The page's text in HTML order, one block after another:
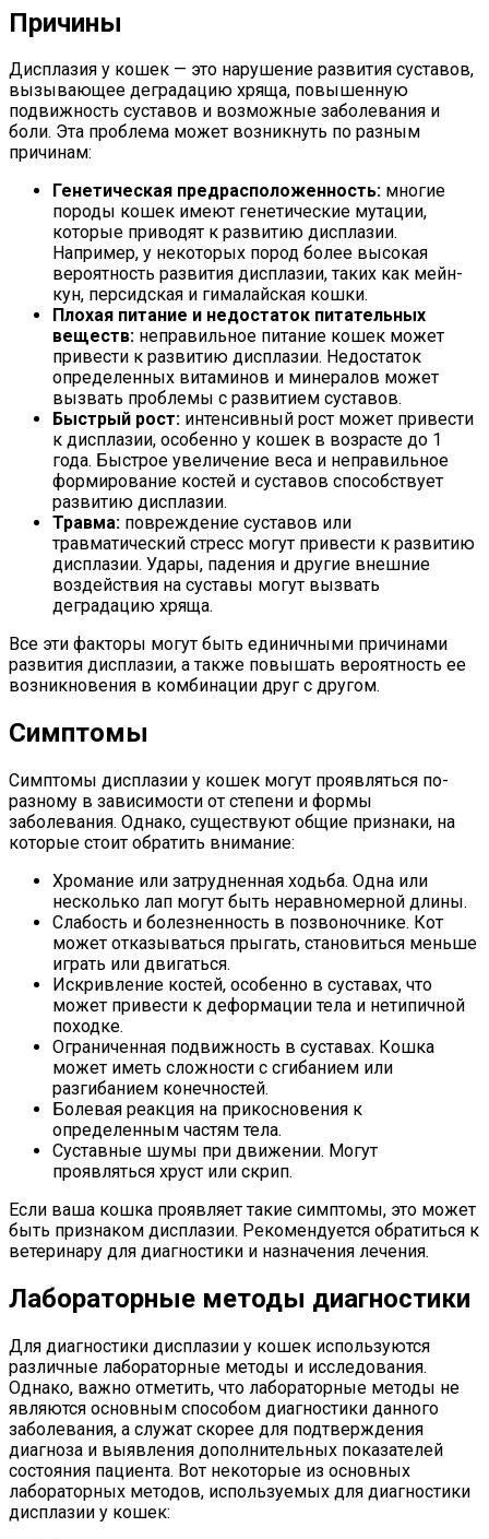
Причины
Дисплазия у кошек — это нарушение развития суставов,
вызывающее деградацию хряща, повышенную
подвижность суставов и возможные заболевания и
боли. Эта проблема может возникнуть по разным
причинам:
Генетическая предрасположенность: многие
породы кошек имеют генетические мутации,
которые приводят к развитию дисплазии.
Например, у некоторых пород более высокая
вероятность развития дисплазии, таких как мейн-
кун, персидская и гималайская кошки.
Плохая питание и недостаток питательных
веществ: неправильное питание кошек может
привести к развитию дисплазии. Недостаток
определенных витаминов и минералов может
вызвать проблемы с развитием суставов.
Быстрый рост: интенсивный рост может привести
к дисплазии, особенно у кошек в возрасте до 1
года. Быстрое увеличение веса и неправильное
формирование костей и суставов способствует
развитию дисплазии.
Травма: повреждение суставов или
травматический стресс могут привести к развитию
дисплазии. Удары, падения и другие внешние
воздействия на суставы могут вызвать
деградацию хряща.
Все эти факторы могут быть единичными причинами
развития дисплазии, а также повышать вероятность ее
возникновения в комбинации друг с другом.
Симптомы
Симптомы дисплазии у кошек могут проявляться по-
разному в зависимости от степени и формы
заболевания. Однако, существуют общие признаки, на
которые стоит обратить внимание:
Хромание или затрудненная ходьба. Одна или
несколько лап могут быть неравномерной длины.
Слабость и болезненность в позвоночнике. Кот
может отказываться прыгать, становиться меньше
играть или двигаться.
Искривление костей, особенно в суставах, что
может привести к деформации тела и нетипичной
походке.
Ограниченная подвижность в суставах. Кошка
может иметь сложности с сгибанием или
разгибанием конечностей.
Болевая реакция на прикосновения к
определенным частям тела.
Суставные шумы при движении. Могут
проявляться хруст или скрип.
Если ваша кошка проявляет такие симптомы, это может
быть признаком дисплазии. Рекомендуется обратиться к
ветеринару для диагностики и назначения лечения.
Лабораторные методы диагностики
Для диагностики дисплазии у кошек используются
различные лабораторные методы и исследования.
Однако, важно отметить, что лабораторные методы не
являются основным способом диагностики данного
заболевания, а служат скорее для подтверждения
диагноза и выявления дополнительных показателей
состояния пациента. Вот некоторые из основных
лабораторных методов, используемых для диагностики
дисплазии у кошек: